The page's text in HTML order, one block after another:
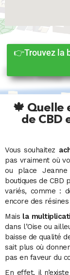
👉Trouvez la
🍁 Quelle
de CBD
Vous souhaitez
pas vraiment où
ou place
boutiques de
variés, comme :
encore des
Mais la
dans l’Oise ou
baisse de qualité
sait plus où
pas en faveur du
En effet, il n’existe